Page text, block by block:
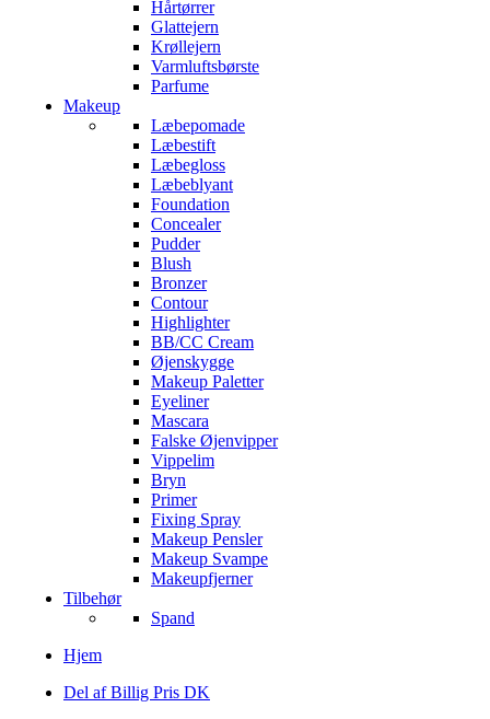
Hårtørrer
Glattejern
Krøllejern
Varmluftsbørste
Parfume
Makeup
Læbepomade
Læbestift
Læbegloss
Læbeblyant
Foundation
Concealer
Pudder
Blush
Bronzer
Contour
Highlighter
BB/CC Cream
Øjenskygge
Makeup Paletter
Eyeliner
Mascara
Falske Øjenvipper
Vippelim
Bryn
Primer
Fixing Spray
Makeup Pensler
Makeup Svampe
Makeupfjerner
Tilbehør
Spand
Hjem
Del af Billig Pris DK